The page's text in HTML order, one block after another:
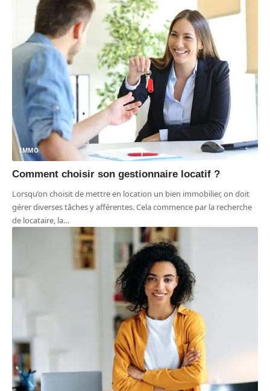
IMMO
Comment choisir son gestionnaire locatif ?
Lorsqu’on choisit de mettre en location un bien immobilier, on doit
gérer diverses tâches y afférentes. Cela commence par la recherche
de locataire, la…